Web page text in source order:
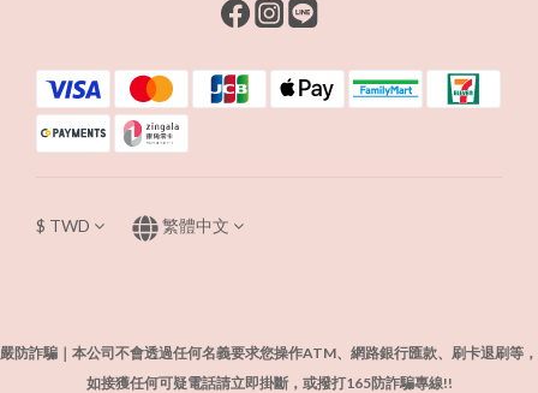
$ TWD 繁體中文
嚴防詐騙｜本公司不會透過任何名義要求您操作ATM、網路銀行匯款、刷卡退刷等，
如接獲任何可疑電話請立即掛斷，或撥打165防詐騙專線!!